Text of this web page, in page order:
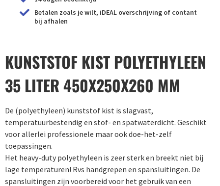
Betalen zoals je wilt, iDEAL overschrijving of contant
bij afhalen
KUNSTSTOF KIST POLYETHYLEEN
35 LITER 450X250X260 MM
De (polyethyleen) kunststof kist is slagvast,
temperatuurbestendig en stof- en spatwaterdicht. Geschikt
voor allerlei professionele maar ook doe-het-zelf
toepassingen.
Het heavy-duty polyethyleen is zeer sterk en breekt niet bij
lage temperaturen! Rvs handgrepen en spansluitingen. De
spansluitingen zijn voorbereid voor het gebruik van een